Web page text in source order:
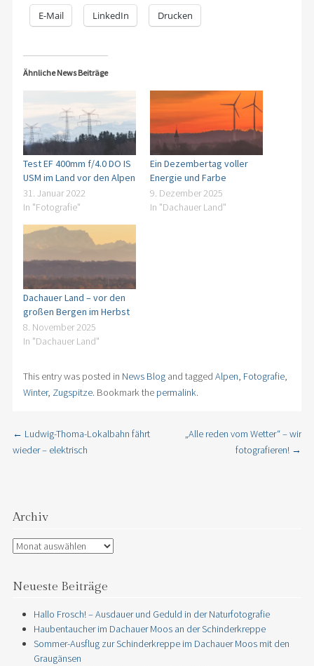
E-Mail LinkedIn Drucken
Ähnliche News Beiträge
Test EF 400mm f/4.0 DO IS
USM im Land vor den Alpen
31. Januar 2022
In "Fotografie"
Ein Dezembertag voller
Energie und Farbe
9. Dezember 2025
In "Dachauer Land"
Dachauer Land – vor den
großen Bergen im Herbst
8. November 2025
In "Dachauer Land"
This entry was posted in News Blogand tagged Alpen, Fotografie,
Winter, Zugspitze. Bookmark the permalink.
Post navigation
← Ludwig-Thoma-Lokalbahn fährt
wieder – elektrisch
„Alle reden vom Wetter“ – wir
fotografieren! →
Archiv
Archiv
Neueste Beiträge
Hallo Frosch! – Ausdauer und Geduld in der Naturfotografie
Haubentaucher im Dachauer Moos an der Schinderkreppe
Sommer-Ausflug zur Schinderkreppe im Dachauer Moos mit den
Graugänsen